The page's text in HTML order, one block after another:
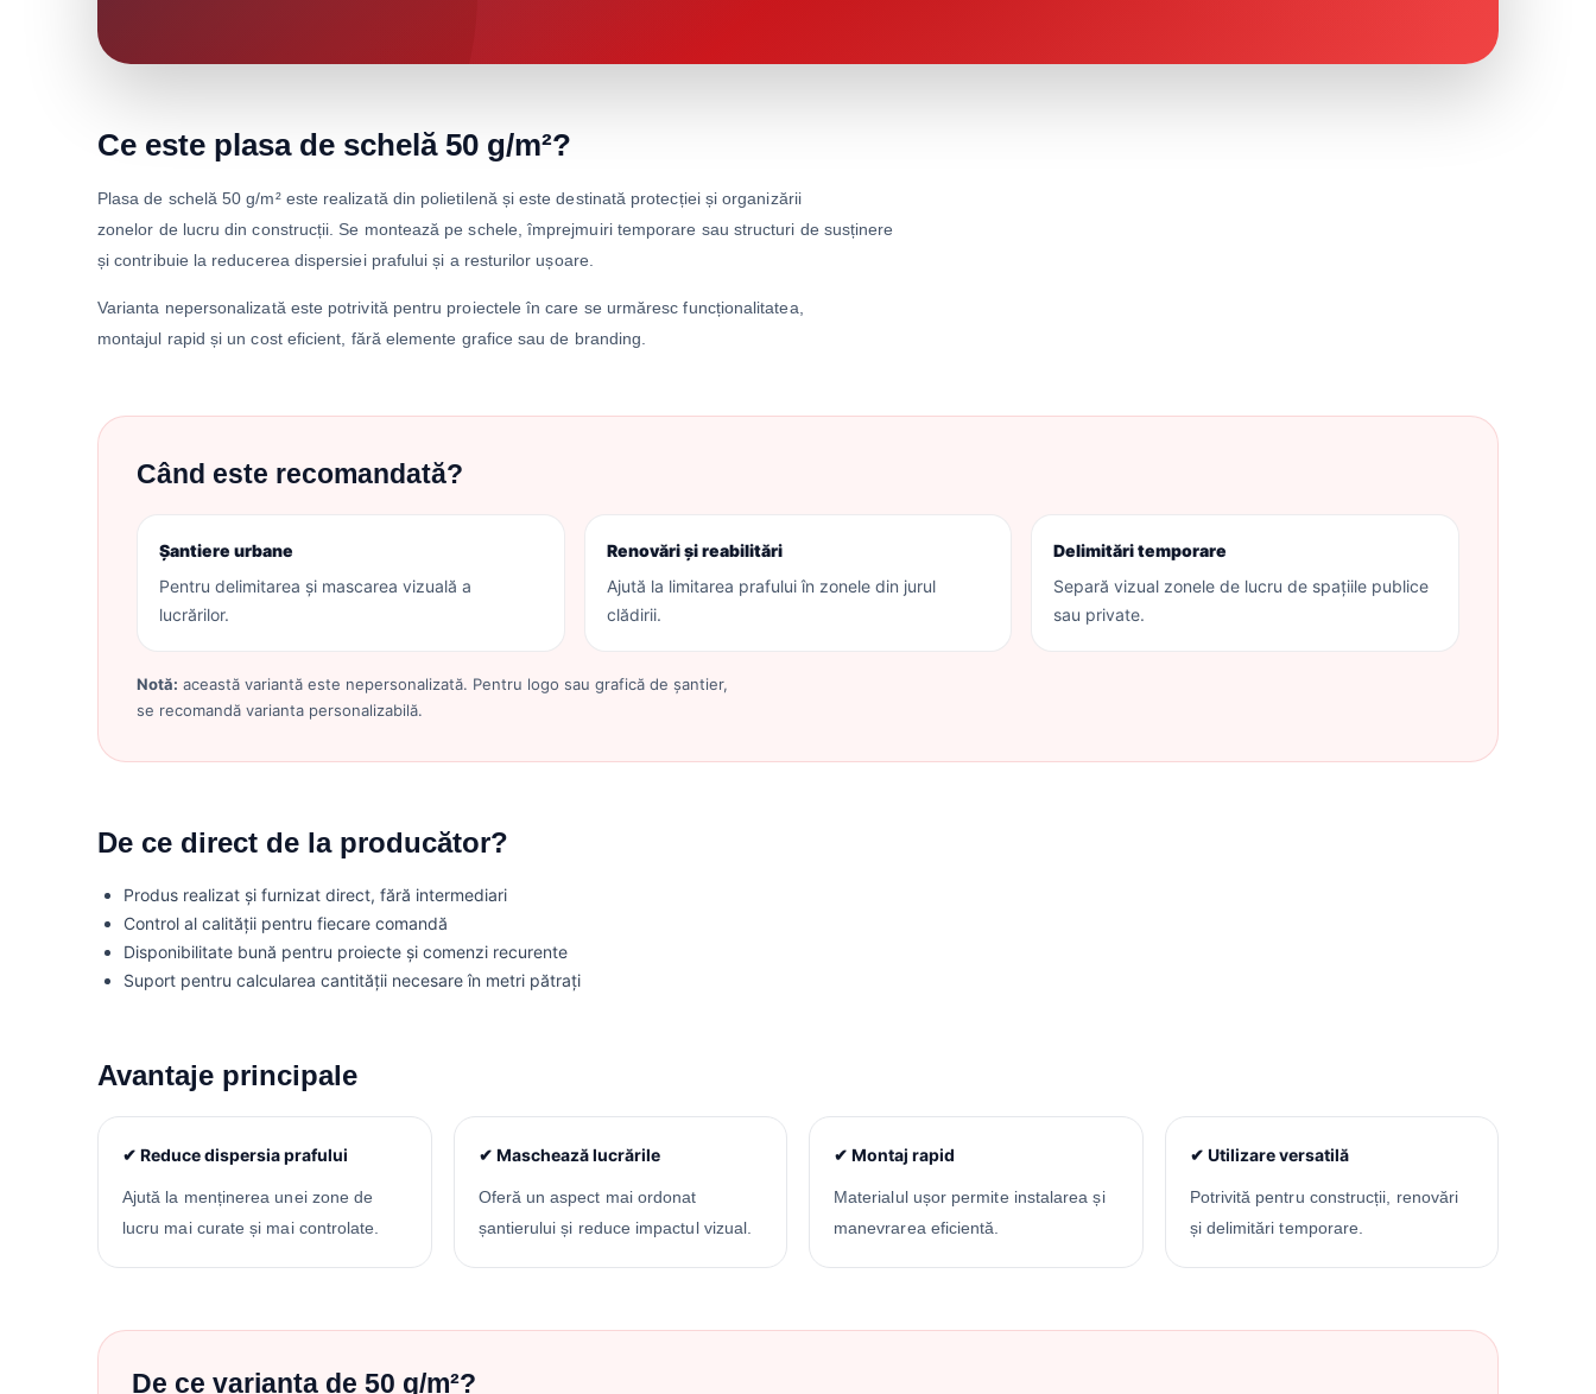
Ce este plasa de schelă 50 g/m²?
Plasa de schelă 50 g/m² este realizată din polietilenă și este destinată protecției și organizării
zonelor de lucru din construcții. Se montează pe schele, împrejmuiri temporare sau structuri de susținere
și contribuie la reducerea dispersiei prafului și a resturilor ușoare.
Varianta nepersonalizată este potrivită pentru proiectele în care se urmăresc funcționalitatea,
montajul rapid și un cost eficient, fără elemente grafice sau de branding.
Când este recomandată?
Șantiere urbane
Pentru delimitarea și mascarea vizuală a
lucrărilor.
Renovări și reabilitări
Ajută la limitarea prafului în zonele din jurul
clădirii.
Delimitări temporare
Separă vizual zonele de lucru de spațiile publice
sau private.
Notă: această variantă este nepersonalizată. Pentru logo sau grafică de șantier,
se recomandă varianta personalizabilă.
De ce direct de la producător?
Produs realizat și furnizat direct, fără intermediari
Control al calității pentru fiecare comandă
Disponibilitate bună pentru proiecte și comenzi recurente
Suport pentru calcularea cantității necesare în metri pătrați
Avantaje principale
✔ Reduce dispersia prafului
Ajută la menținerea unei zone de
lucru mai curate și mai controlate.
✔ Maschează lucrările
Oferă un aspect mai ordonat
șantierului și reduce impactul vizual.
✔ Montaj rapid
Materialul ușor permite instalarea și
manevrarea eficientă.
✔ Utilizare versatilă
Potrivită pentru construcții, renovări
și delimitări temporare.
De ce varianta de 50 g/m²?